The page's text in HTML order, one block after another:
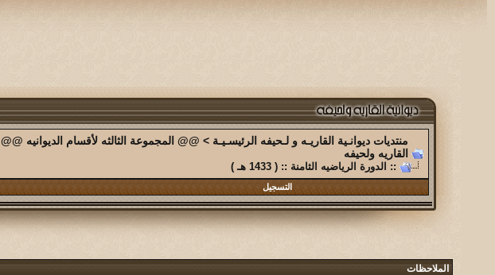
منتديات ديوانـية القاريـه و لـحيفه الرئيسـيـة > @@ المجموعة الثالثه لأقسام الديوانيه @@
القاريه ولحيفه
:: الدورة الرياضيه الثامنة :: ( 1433 هـ )
التسجيل
الملاحظات